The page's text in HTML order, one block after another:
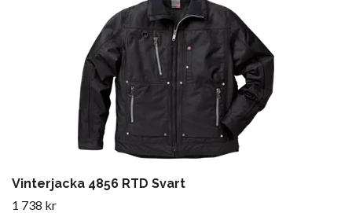
Vinterjacka 4856 RTD Svart
1 738 kr